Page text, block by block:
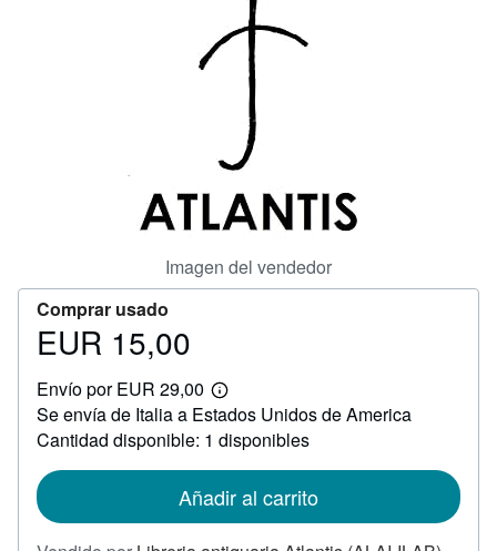
CERRAR
Imagen del vendedor
Comprar usado
Precio
15,00
EUR 15,00
Envío por EUR 29,00
Más
información
sobre
las
envío
Se envía de Italia a Estados Unidos de America
Cantidad disponible: 1 disponibles
Añadir al carrito